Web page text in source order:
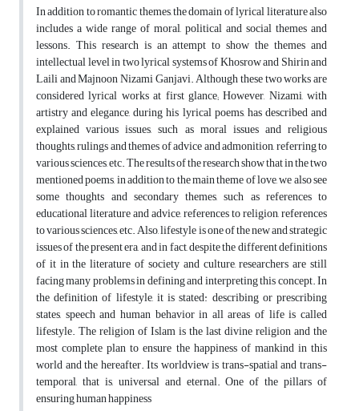
In addition to romantic themes, the domain of lyrical literature also
includes a wide range of moral, political and social themes and
lessons. This research is an attempt to show the themes and
intellectual level in two lyrical systems of Khosrow and Shirin and
Laili and Majnoon Nizami Ganjavi. Although these two works are
considered lyrical works at first glance; However, Nizami, with
artistry and elegance, during his lyrical poems, has described and
explained various issues, such as moral issues and religious
thoughts, rulings and themes of advice and admonition, referring to
various sciences, etc. The results of the research show that in the two
mentioned poems, in addition to the main theme of love, we also see
some thoughts and secondary themes, such as references to
educational literature and advice, references to religion, references
to various sciences, etc. Also, lifestyle is one of the new and strategic
issues of the present era, and in fact, despite the different definitions
of it in the literature of society and culture, researchers are still
facing many problems in defining and interpreting this concept. In
the definition of lifestyle, it is stated: describing or prescribing
states, speech and human behavior in all areas of life is called
lifestyle. The religion of Islam is the last divine religion and the
most complete plan to ensure the happiness of mankind in this
world and the hereafter. Its worldview is trans-spatial and trans-
temporal, that is, universal and eternal. One of the pillars of
ensuring human happiness